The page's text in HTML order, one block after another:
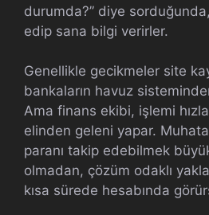
durumda?” diye
edip sana bilgi verirler.
Genellikle gecikmeler site
bankaların havuz
Ama finans ekibi, işlemi
elinden geleni yapar.
paranı takip edebilmek
olmadan, çözüm odaklı
kısa sürede hesabında